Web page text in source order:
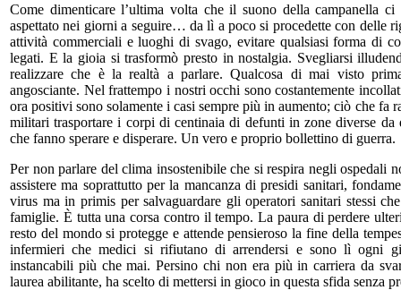
Come dimenticare l’ultima volta che il suono della campanella
aspettato nei giorni a seguire… da lì a poco si procedette con delle
attività commerciali e luoghi di svago, evitare qualsiasi forma di
legati. E la gioia si trasformò presto in nostalgia. Svegliarsi
realizzare che è la realtà a parlare. Qualcosa di mai visto
angosciante. Nel frattempo i nostri occhi sono costantemente
ora positivi sono solamente i casi sempre più in aumento; ciò che fa
militari trasportare i corpi di centinaia di defunti in zone diverse
che fanno sperare e disperare. Un vero e proprio bollettino di guerra.
Per non parlare del clima insostenibile che si respira negli ospedali
assistere ma soprattutto per la mancanza di presidi sanitari,
virus ma in primis per salvaguardare gli operatori sanitari stessi
famiglie. È tutta una corsa contro il tempo. La paura di perdere
resto del mondo si protegge e attende pensieroso la fine della
infermieri che medici si rifiutano di arrendersi e sono lì ogni
instancabili più che mai. Persino chi non era più in carriera da
laurea abilitante, ha scelto di mettersi in gioco in questa sfida senza